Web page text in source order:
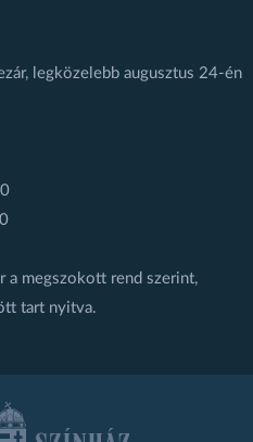
legközelebb augusztus 24-én
a megszokott rend szerint,
tart nyitva.